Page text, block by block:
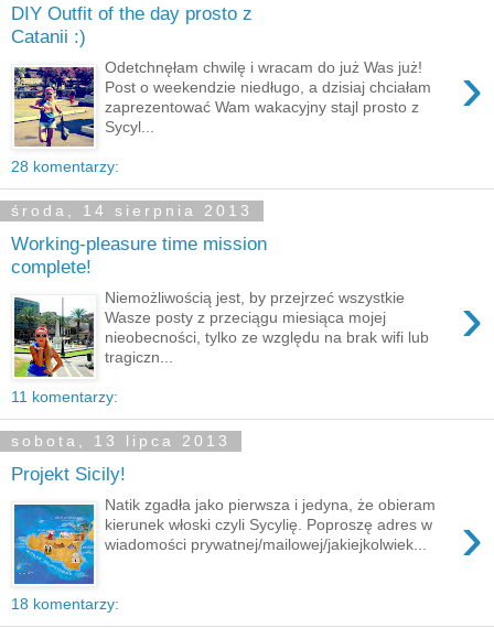
DIY Outfit of the day prosto z
Catanii :)
›
Odetchnęłam chwilę i wracam do już Was już!
Post o weekendzie niedługo, a dzisiaj chciałam
zaprezentować Wam wakacyjny stajl prosto z
Sycyl...
28 komentarzy:
środa, 14 sierpnia 2013
Working-pleasure time mission
complete!
›
Niemożliwością jest, by przejrzeć wszystkie
Wasze posty z przeciągu miesiąca mojej
nieobecności, tylko ze względu na brak wifi lub
tragiczn...
11 komentarzy:
sobota, 13 lipca 2013
Projekt Sicily!
›
Natik zgadła jako pierwsza i jedyna, że obieram
kierunek włoski czyli Sycylię. Poproszę adres w
wiadomości prywatnej/mailowej/jakiejkolwiek...
18 komentarzy: